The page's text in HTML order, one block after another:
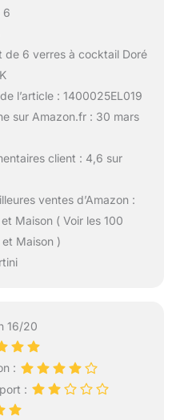
6
de 6 verres à cocktail Doré
l’article : 1400025EL019
sur Amazon.fr : 30 mars
client : 4,6 sur
ventes d’Amazon :
Maison ( Voir les 100
Maison )
16/20
:
: